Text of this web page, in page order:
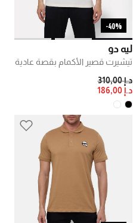
40%-
ليه دو
تيشيرت قصير الأكمام بقصة عادية
PRICE REDUCED FROM
د.إ 310,00
TO
د.إ 186,00